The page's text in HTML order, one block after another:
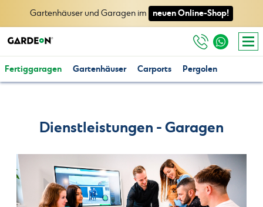
Gartenhäuser und Garagen im neuen Online-Shop!
Fertiggaragen Gartenhäuser Carports Pergolen
Dienstleistungen - Garagen